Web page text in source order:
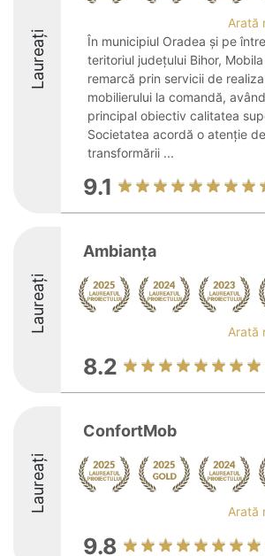
Laureați
Arată
În municipiul Oradea și pe
teritoriul județului Bihor,
remarcă prin servicii de
mobilierului la comandă,
principal obiectiv calitatea
Societatea acordă o atenție
transformării ...
9.1
Laureați
Ambianța
Arată
8.2
Laureați
ConfortMob
Arată
9.8